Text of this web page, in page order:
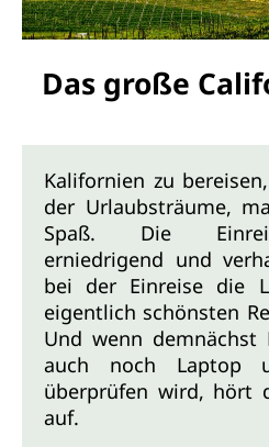
Das große
Kalifornien zu
der Urlaubsträume,
Spaß. Die
erniedrigend und
bei der Einreise die
eigentlich schönsten
Und wenn demnächst
auch noch Laptop
überprüfen wird, hört
auf.